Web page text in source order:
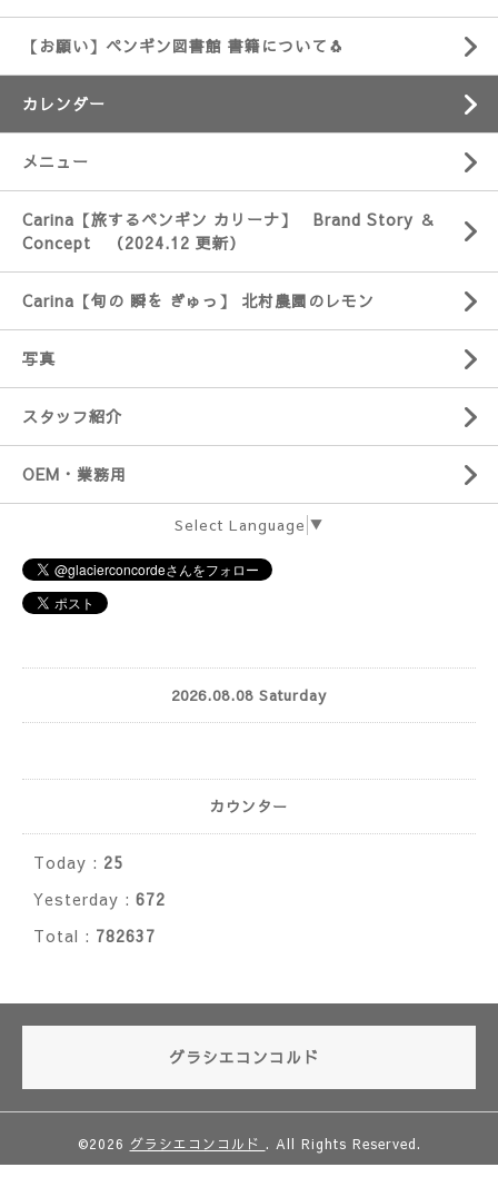
【お願い】ペンギン図書館 書籍について🐧
カレンダー
メニュー
Carina【旅するペンギン カリーナ】 Brand Story ＆
Concept （2024.12 更新）
Carina【旬の 瞬を ぎゅっ】 北村農園のレモン
写真
スタッフ紹介
OEM・業務用
Select Language ▼
2026.08.08 Saturday
カウンター
Today : 25
Yesterday : 672
Total : 782637
グラシエコンコルド
©2026 グラシエコンコルド . All Rights Reserved.